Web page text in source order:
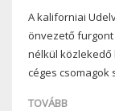
A kaliforniai
önvezető
nélkül közlekedő
céges
TOVÁBB